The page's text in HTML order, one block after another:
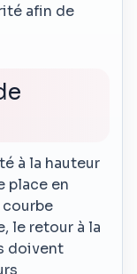
afin de
à la hauteur
place en
courbe
le retour à la
doivent